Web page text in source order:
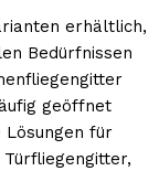
erhältlich,
Bedürfnissen
geöffnet
für